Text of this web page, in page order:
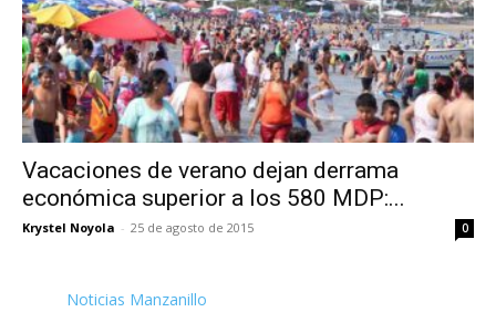
Vacaciones de verano dejan derrama
económica superior a los 580 MDP:...
Krystel Noyola - 25 de agosto de 2015 0
Noticias Manzanillo